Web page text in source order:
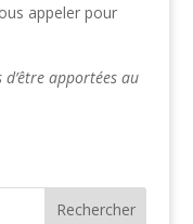
appeler pour
apportées au